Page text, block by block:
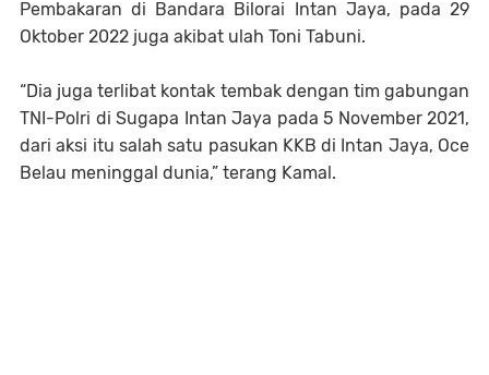
Pembakaran di Bandara Bilorai Intan Jaya, pada 29
Oktober 2022 juga akibat ulah Toni Tabuni.
“Dia juga terlibat kontak tembak dengan tim gabungan
TNI-Polri di Sugapa Intan Jaya pada 5 November 2021,
dari aksi itu salah satu pasukan KKB di Intan Jaya, Oce
Belau meninggal dunia,” terang Kamal.